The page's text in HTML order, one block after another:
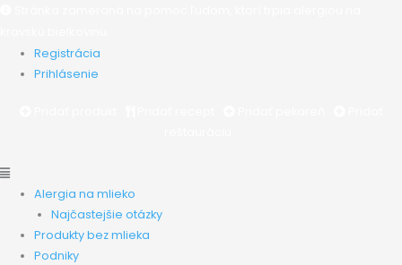
obsahRegistrácia
Prihlásenie
Alergia na mlieko
Najčastejšie otázky
Produkty bez mlieka
Podniky